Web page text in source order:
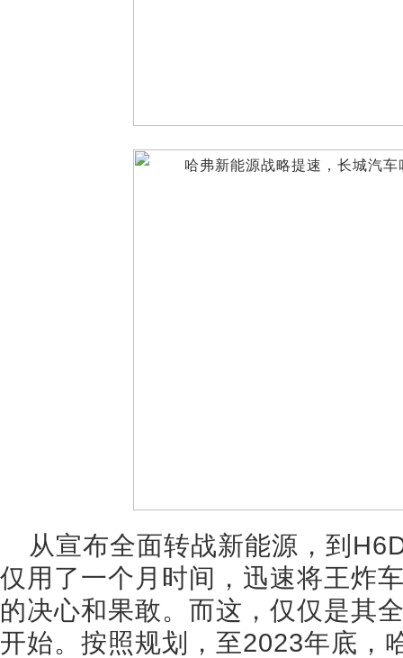
从宣布全面转战新能源，到
仅用了一个月时间，迅速将王炸
的决心和果敢。而这，仅仅是其
开始。按照规划，至2023年底，